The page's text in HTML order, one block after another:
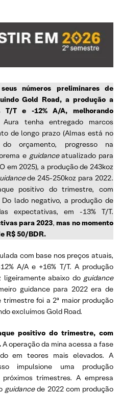
números preliminares de
Gold Road, a produção a
T e -12% A/A, melhorando
Aura tenha entregado marcos
de longo prazo (Almas está no
orçamento, progresso na
e guidanceatualizado para
em 2025), a produção de 243koz
de 245-250koz para 2022.
positivo do trimestre, com
Do lado negativo, a produção de
expectativas, em -13% T/T.
para 2023,mas no momento
R$ 50/BDR.
com base nos preços atuais,
A/A e +16% T/T. A produção
ligeiramente abaixo do guidance
guidance para 2022 era de
foi a 2ª maior produção
excluímos Gold Road.
positivo do trimestre, com
A operação da mina acessa a fase
em teores mais elevados. A
impulsione uma produção
trimestres. A empresa
guidancede 2022 com produção